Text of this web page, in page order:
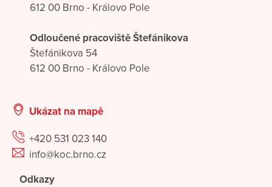
612 00 Brno - Královo Pole
Odloučené pracoviště Štefánikova
Štefánikova 54
612 00 Brno - Královo Pole
Ukázat na mapě
+420 531 023 140
info@koc.brno.cz
Odkazy